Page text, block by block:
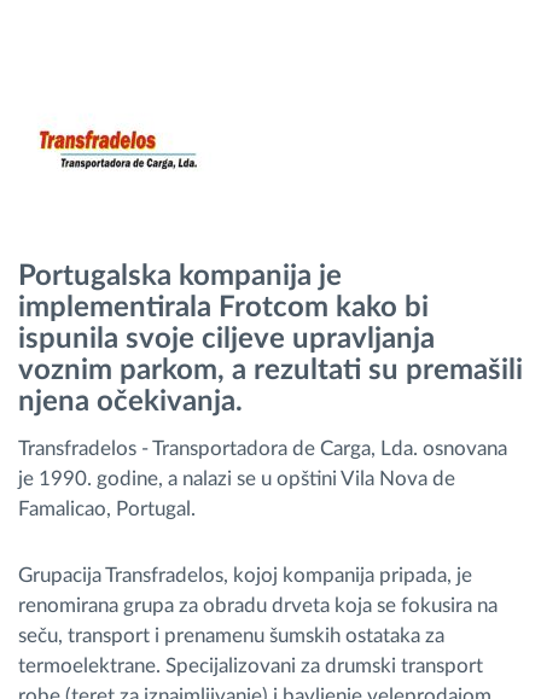
Automatska identifikacija vozača
Kako rešavamo sve aktivnosti voznog parka
Kalkulator uštede
Portugalska kompanija je
implementirala Frotcom kako bi
ispunila svoje ciljeve upravljanja
voznim parkom, a rezultati su premašili
njena očekivanja.
Transfradelos - Transportadora de Carga, Lda. osnovana
je 1990. godine, a nalazi se u opštini Vila Nova de
Famalicao, Portugal.
Grupacija Transfradelos, kojoj kompanija pripada, je
renomirana grupa za obradu drveta koja se fokusira na
seču, transport i prenamenu šumskih ostataka za
termoelektrane. Specijalizovani za drumski transport